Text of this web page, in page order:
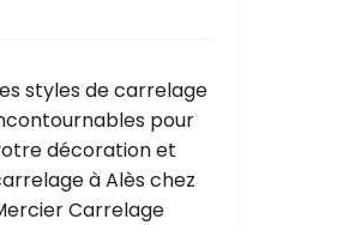
styles de carrelage
pour
décoration et
à Alès chez
Carrelage